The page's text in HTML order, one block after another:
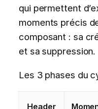
qui permettent
moments précis
composant : sa
et sa suppression.
Les 3 phases du
Header